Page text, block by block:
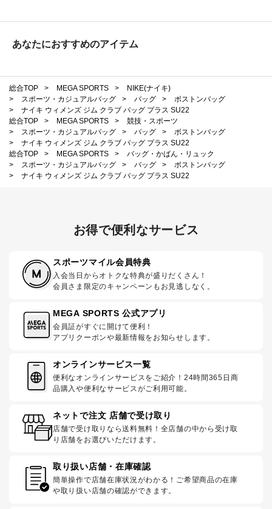
あなたにおすすめのアイテム
総合TOP > MEGA SPORTS >
NIKE(ナイキ)
>
スポーツ・カジュアルバッグ > バッグ >
ボストンバッグ
>
ナイキ ウィメンズ ジム クラブ バッグ プラス SU22
総合TOP
> MEGA SPORTS >
競技・スポーツ
>
スポーツ・カジュアルバッグ > バッグ >
ボストンバッグ
>
ナイキ ウィメンズ ジム クラブ バッグ プラス SU22
総合TOP
> MEGA SPORTS >
バッグ・かばん・リュック
>
スポーツ・カジュアルバッグ > バッグ >
ボストンバッグ
>
ナイキ ウィメンズ ジム クラブ バッグ プラス SU22
お得で便利なサービス
スポーツマイル会員特典
入会当日からオトクな特典が盛りだくさん！
会員さま限定のキャンペーンもお見逃しなく。
MEGA SPORTS 公式アプリ
会員証がすぐに開けて便利！
アプリクーポンや最新情報をお知らせします。
オンラインサービス一覧
便利なオンラインサービスをご紹介！24時間365日商
品購入や便利なサービスがご利用可能。
ネットで注文 店舗で受け取り
店舗で受け取りなら送料無料！全店舗の中から受け取
り店舗をお選びいただけます。
取り扱い店舗・在庫確認
簡単操作で店舗在庫状況がわかる！ご希望商品の在庫
や取り扱い店舗の確認ができます。